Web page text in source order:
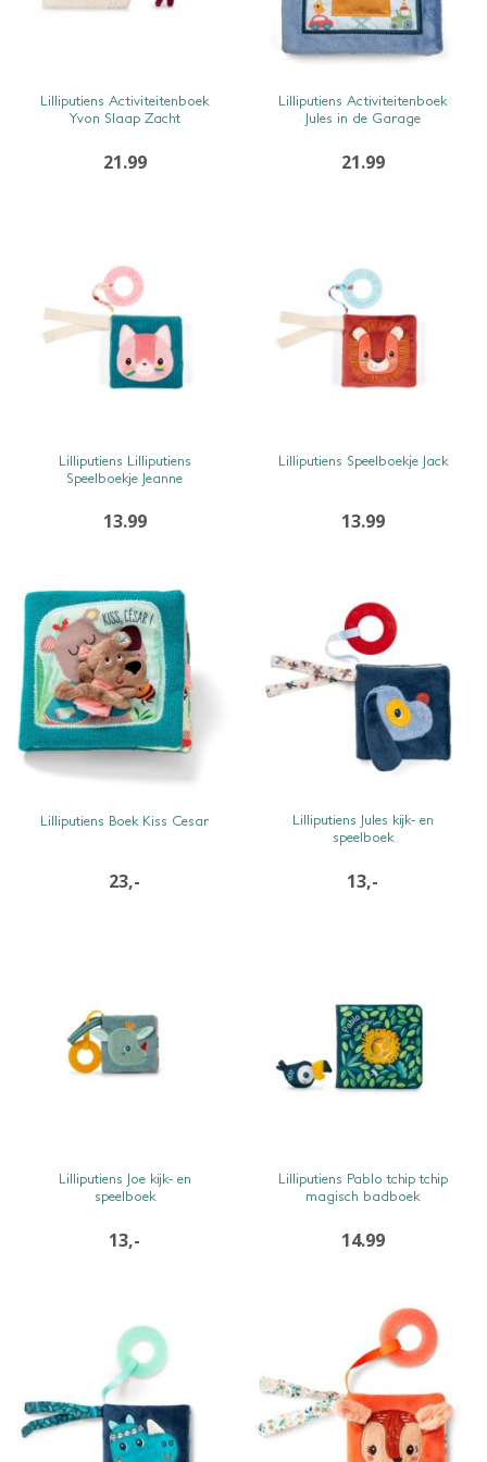
SNEL BEKIJKEN
Lilliputiens Activiteitenboek
Yvon Slaap Zacht
21.99
SNEL BEKIJKEN
Lilliputiens Activiteitenboek
Jules in de Garage
21.99
Lilliputiens Lilliputiens
Speelboekje Jeanne
13.99
Lilliputiens Speelboekje Jack
13.99
Lilliputiens Boek Kiss Cesar
23,-
SNEL BEKIJKEN
Lilliputiens Jules kijk- en
speelboek
13,-
SNEL BEKIJKEN
Lilliputiens Joe kijk- en
speelboek
13,-
SNEL BEKIJKEN
Lilliputiens Pablo tchip tchip
magisch badboek
14.99